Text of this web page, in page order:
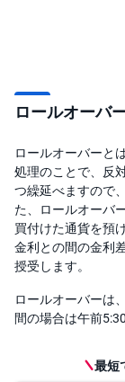
ロールオーバ
ロールオーバーと
処理のことで、反
つ繰延べますので
た、ロールオーバ
買付けた通貨を預
金利との間の金利
授受します。
ロールオーバーは
間の場合は午前
最短